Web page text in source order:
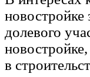
новостройке
долевого
в